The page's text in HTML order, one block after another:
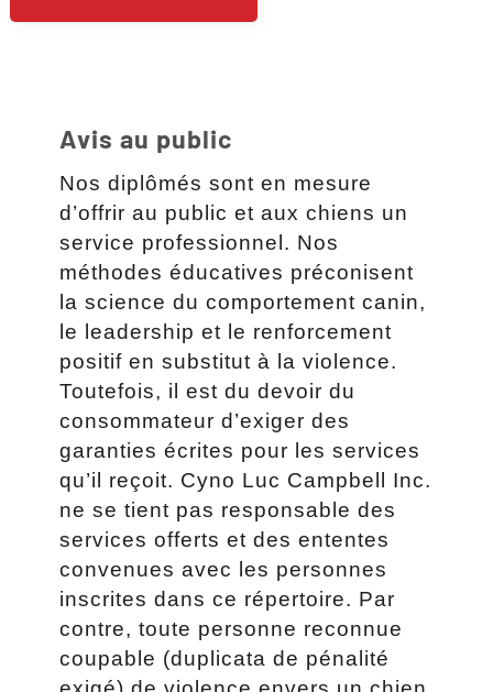
Avis au public
Nos diplômés sont en mesure
d’offrir au public et aux chiens un
service professionnel. Nos
méthodes éducatives préconisent
la science du comportement canin,
le leadership et le renforcement
positif en substitut à la violence.
Toutefois, il est du devoir du
consommateur d’exiger des
garanties écrites pour les services
qu’il reçoit. Cyno Luc Campbell Inc.
ne se tient pas responsable des
services offerts et des ententes
convenues avec les personnes
inscrites dans ce répertoire. Par
contre, toute personne reconnue
coupable (duplicata de pénalité